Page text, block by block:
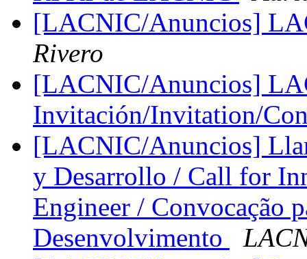
[LACNIC/Anuncios]
Rivero
[LACNIC/Anuncios]
Invitación/Invitation/
[LACNIC/Anuncios]
y Desarrollo / Call for
Engineer / Convocação
Desenvolvimento